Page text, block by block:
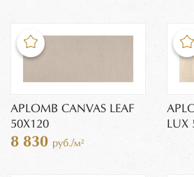
APLOMB CANVAS LEAF
50X120
8 830 руб./м²
LUX